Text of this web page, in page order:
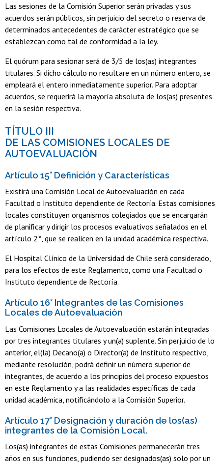
Las sesiones de la Comisión Superior serán privadas y sus
acuerdos serán públicos, sin perjuicio del secreto o reserva de
determinados antecedentes de carácter estratégico que se
establezcan como tal de conformidad a la ley.
El quórum para sesionar será de 3/5 de los(as) integrantes
titulares. Si dicho cálculo no resultare en un número entero, se
empleará el entero inmediatamente superior. Para adoptar
acuerdos, se requerirá la mayoría absoluta de los(as) presentes
en la sesión respectiva.
TÍTULO III
DE LAS COMISIONES LOCALES DE
AUTOEVALUACIÓN
Artículo 15° Definición y Características
Existirá una Comisión Local de Autoevaluación en cada
Facultad o Instituto dependiente de Rectoría. Estas comisiones
locales constituyen organismos colegiados que se encargarán
de planificar y dirigir los procesos evaluativos señalados en el
artículo 2°, que se realicen en la unidad académica respectiva.
El Hospital Clínico de la Universidad de Chile será considerado,
para los efectos de este Reglamento, como una Facultad o
Instituto dependiente de Rectoría.
Artículo 16° Integrantes de las Comisiones
Locales de Autoevaluación
Las Comisiones Locales de Autoevaluación estarán integradas
por tres integrantes titulares y un(a) suplente. Sin perjuicio de lo
anterior, el(la) Decano(a) o Director(a) de Instituto respectivo,
mediante resolución, podrá definir un número superior de
integrantes, de acuerdo a los principios del proceso expuestos
en este Reglamento y a las realidades específicas de cada
unidad académica, notificándolo a la Comisión Superior.
Artículo 17° Designación y duración de los(as)
integrantes de la Comisión Local.
Los(as) integrantes de estas Comisiones permanecerán tres
años en sus funciones, pudiendo ser designados(as) solo por un